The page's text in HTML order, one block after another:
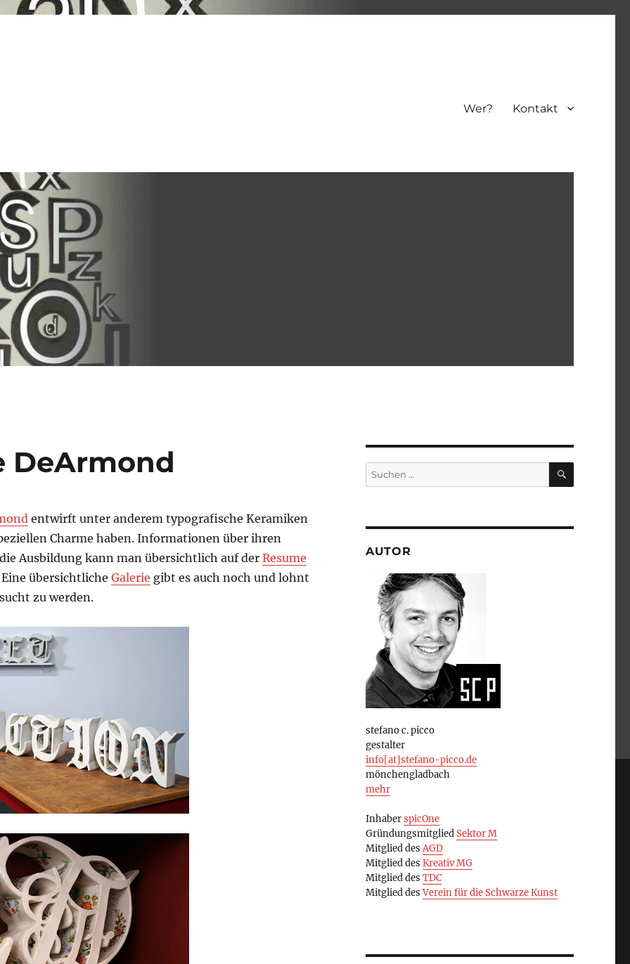
Wer? Kontakt
DeArmond
entwirft unter anderem typografische Keramiken
Charme haben. Informationen über ihren
Ausbildung kann man übersichtlich auf der Resume
übersichtliche Galerie gibt es auch noch und lohnt
zu werden.
Suchen
nach:
SUCHEN
AUTOR
stefano c. picco
gestalter
info[at]stefano-picco.de
mönchengladbach
mehr
InhaberspicOne
GründungsmitgliedSektor M
Mitglied desAGD
Mitglied des Kreativ MG
Mitglied des TDC
Mitglied desVerein für die Schwarze Kunst